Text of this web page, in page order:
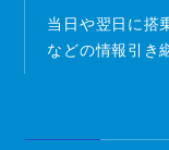
当日や翌日に搭
などの情報引き